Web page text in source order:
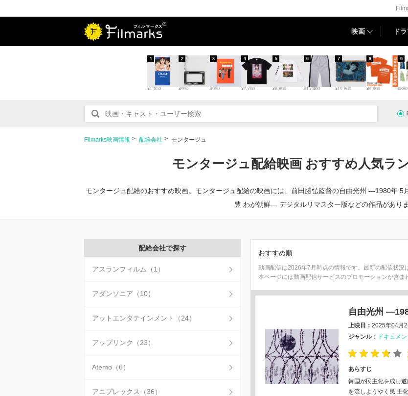
映画 ド
¥1,650
1
¥990
2
¥990
3
¥7,700
4
¥8,800
5
¥15,400
6
¥19,800
7
¥9,900
8
¥880
9
Filmarks映画情報 配給会社 モンタージュ
モンタージュ配給映画 おすすめ人気ラ
モンタージュ配給のおすすめ映画。モンタージュ配給の映画には、前田勝弘監督の自由光州 —1980年
豊 わが朝鮮— デジタルリマスター版などの作品がありま
配給会社で探す
アスランフィルム（1）
アダンソニア（10）
アットエンタテインメント（24）
アップリンク（23）
Atemo（6）
アニプレックス（36）
おすすめ順
動画配信は2026年7月時点の情報です。最新の配信状況
本ページには動画配信サービスのプロモーションが含ま
自由光州
上映日： 2025年04月
ジャンル： ドキュメ
あらすじ
韓国が民主化を成し
を流しようやく民 主